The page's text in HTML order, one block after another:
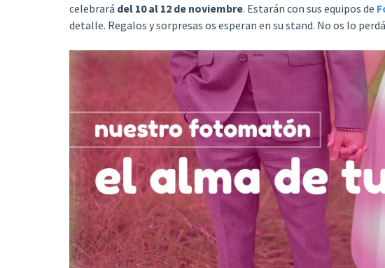
celebrará del 10 al 12 de noviembre. Estarán con sus equipos de
detalle. Regalos y sorpresas os esperan en su stand. No os lo